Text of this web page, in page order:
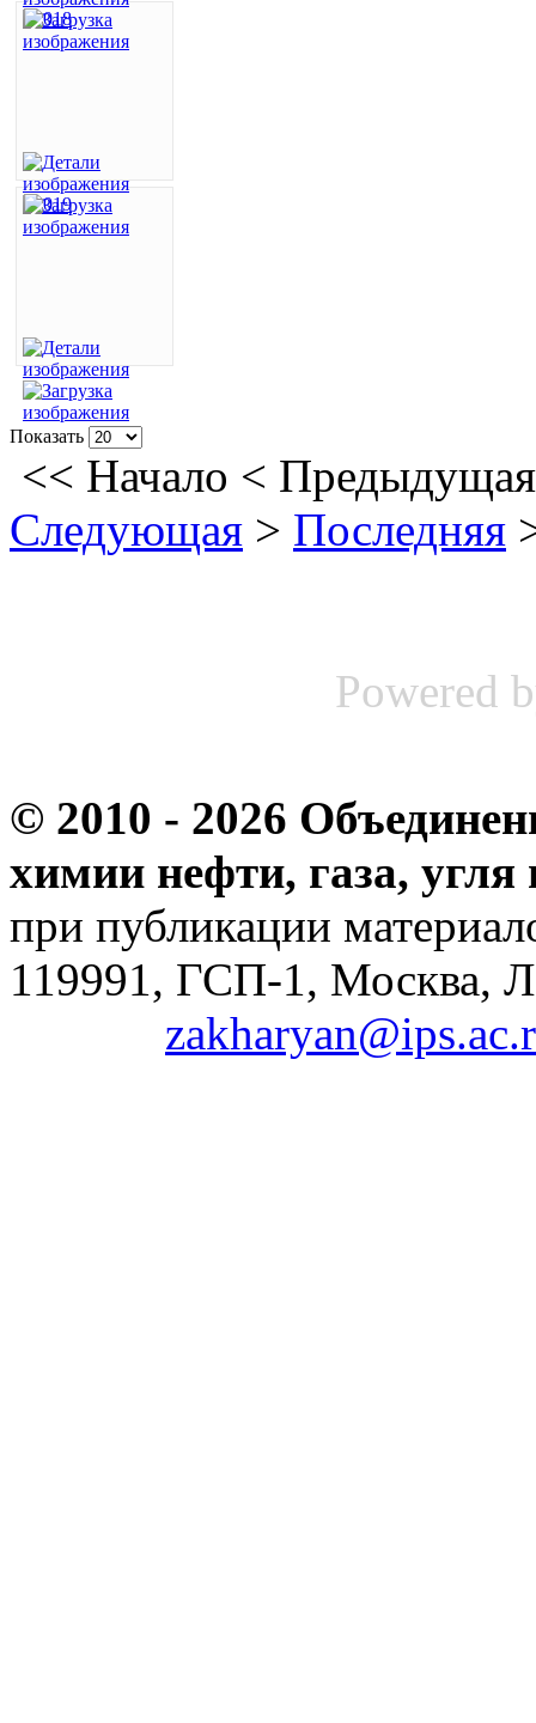
Показать
<< Начало < Предыдущая
Следующая > Последняя
Powered
© 2010 - 2026
химии нефти, газа,
при публикации
119991, ГСП-1, Москва,